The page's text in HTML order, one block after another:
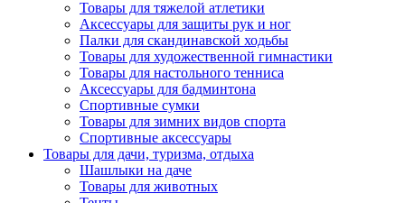
Товары для тяжелой атлетики
Аксессуары для защиты рук и ног
Палки для скандинавской ходьбы
Товары для художественной гимнастики
Товары для настольного тенниса
Аксессуары для бадминтона
Спортивные сумки
Товары для зимних видов спорта
Спортивные аксессуары
Товары для дачи, туризма, отдыха
Шашлыки на даче
Товары для животных